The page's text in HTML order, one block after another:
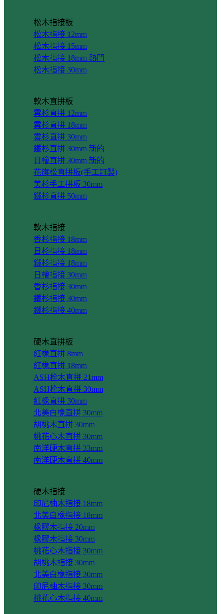
松木指接板
松木指接 12mm
松木指接 15mm
松木指接 18mm
松木指接 30mm
軟木直拼板
雲杉直拼 12mm
雲杉直拼 18mm
雲杉直拼 30mm
鐵杉直拼 30mm
日檜直拼 30mm
花旗松直拼板(手工訂製)
美杉手工拼板 30mm
鐵杉直拼 50mm
軟木指接
香杉指接 18mm
日杉指接 18mm
鐵杉指接 18mm
日檜指接 30mm
香杉指接 30mm
鐵杉指接 30mm
鐵杉指接 40mm
硬木直拼板
紅橡直拼 8mm
紅橡直拼 18mm
ASH栓木直拼 21mm
ASH栓木直拼 30mm
紅橡直拼 30mm
北美白橡直拼 30mm
胡桃木直拼 30mm
桃花心木直拼 30mm
南洋硬木直拼 33mm
南洋硬木直拼 40mm
硬木指接
印尼柚木指接 18mm
北美白橡指接 18mm
橡膠木指接 20mm
橡膠木指接 30mm
桃花心木指接 30mm
胡桃木指接 30mm
北美白橡指接 30mm
印尼柚木指接 30mm
桃花心木指接 40mm